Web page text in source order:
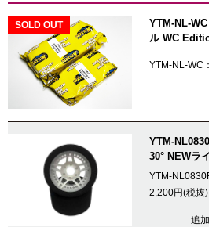
YTM-NL-
ル WC
YTM-NL-WC：
SOLD OUT
YTM-
30° NEWラ
Edition/
YTM-
2,200円(税抜)
追